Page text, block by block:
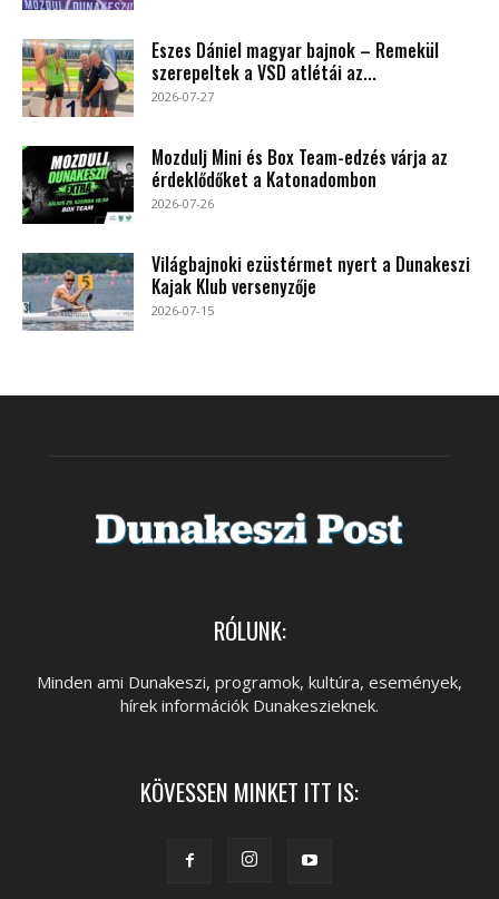
Eszes Dániel magyar bajnok – Remekül
szerepeltek a VSD atlétái az...
2026-07-27
Mozdulj Mini és Box Team-edzés várja az
érdeklődőket a Katonadombon
2026-07-26
Világbajnoki ezüstérmet nyert a Dunakeszi
Kajak Klub versenyzője
2026-07-15
RÓLUNK:
Minden ami Dunakeszi, programok, kultúra, események,
hírek információk Dunakeszieknek.
KÖVESSEN MINKET ITT IS: